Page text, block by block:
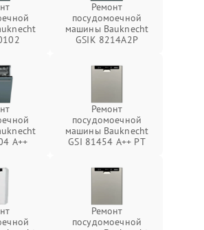
Ремонт
посудомоечной
машины Bauknecht
GSIK 8214A2P
A++
Ремонт
посудомоечной
машины Bauknecht
GSI 81454 A++ PT
Ремонт
посудомоечной